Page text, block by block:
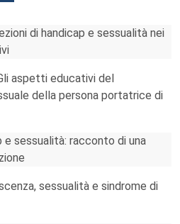
di handicap e sessualità nei
aspetti educativi del
della persona portatrice di
e sessualità: racconto di una
sessualità e sindrome di